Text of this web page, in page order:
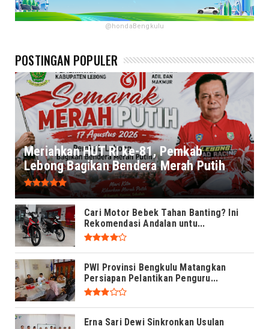
@hondaBengkulu
POSTINGAN POPULER
Meriahkan HUT RI ke-81, Pemkab
Lebong Bagikan Bendera Merah Putih
Cari Motor Bebek Tahan Banting? Ini
Rekomendasi Andalan untu...
PWI Provinsi Bengkulu Matangkan
Persiapan Pelantikan Penguru...
Erna Sari Dewi Sinkronkan Usulan